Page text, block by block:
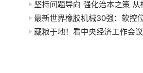
藏粮于地！看中央经济工作会